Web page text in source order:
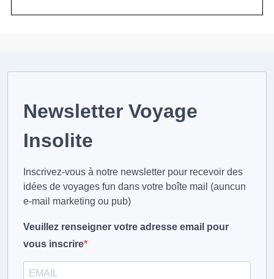
Newsletter Voyage
Insolite
Inscrivez-vous à notre newsletter pour recevoir des
idées de voyages fun dans votre boîte mail (auncun
e-mail marketing ou pub)
Veuillez renseigner votre adresse email pour
vous inscrire